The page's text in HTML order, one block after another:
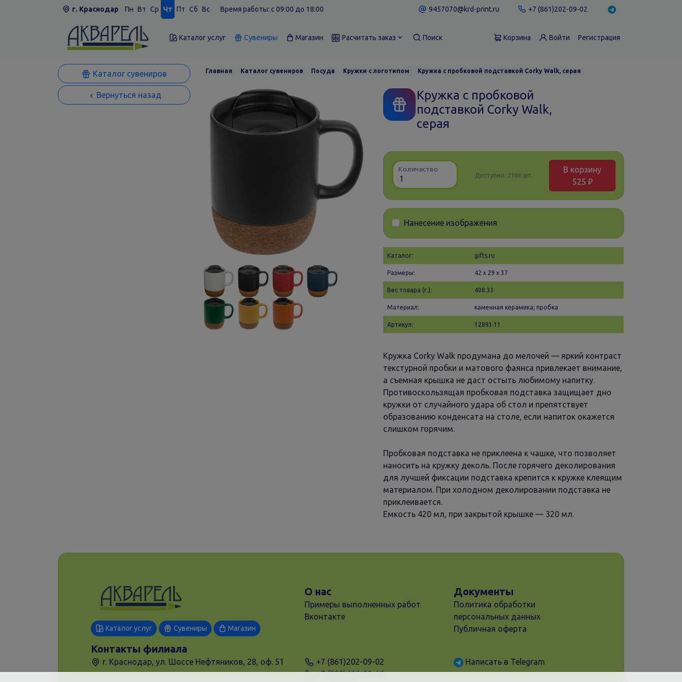
г. Краснодар Пн Вт Ср Чт Пт Сб Вс Время работы: c 09:00 до 18:00 9457070@krd-print.ru +7 (861)202-09-02
Каталог услуг Сувениры Магазин Расчитать заказ Поиск Корзина Войти Регистрация
Каталог сувениров
Вернуться назад
Главная Каталог сувениров Посуда Кружки с логотипом Кружка с пробковой подставкой Corky Walk, серая
Кружка с пробковой
подставкой Corky Walk,
серая
Количество
Доступно: 2166 шт.
В корзину
525 ₽
Нанесение изображения
Каталог: gifts.ru
Размеры: 42 х 29 x 37
Вес товара (г.): 408.33
Материал: каменная керамика; пробка
Артикул: 12893.11
Кружка Corky Walk продумана до мелочей — яркий контраст
текстурной пробки и матового фаянса привлекает внимание,
а съемная крышка не даст остыть любимому напитку.
Противоскользящая пробковая подставка защищает дно
кружки от случайного удара об стол и препятствует
образованию конденсата на столе, если напиток окажется
слишком горячим.
Пробковая подставка не приклеена к чашке, что позволяет
наносить на кружку деколь. После горячего деколирования
для лучшей фиксации подставка крепится к кружке клеящим
материалом. При холодном деколировании подставка не
приклеивается.
Емкость 420 мл, при закрытой крышке — 320 мл.
Каталог услуг Сувениры Магазин
О нас
Примеры выполненных работ
Вконтакте
Документы
Политика обработки
персональных данных
Публичная оферта
Контакты филиала
г. Краснодар, ул. Шоссе Нефтяников, 28, оф. 51
+7 (861)202-09-02
+7 (909)466-00-16
Написать в Telegram